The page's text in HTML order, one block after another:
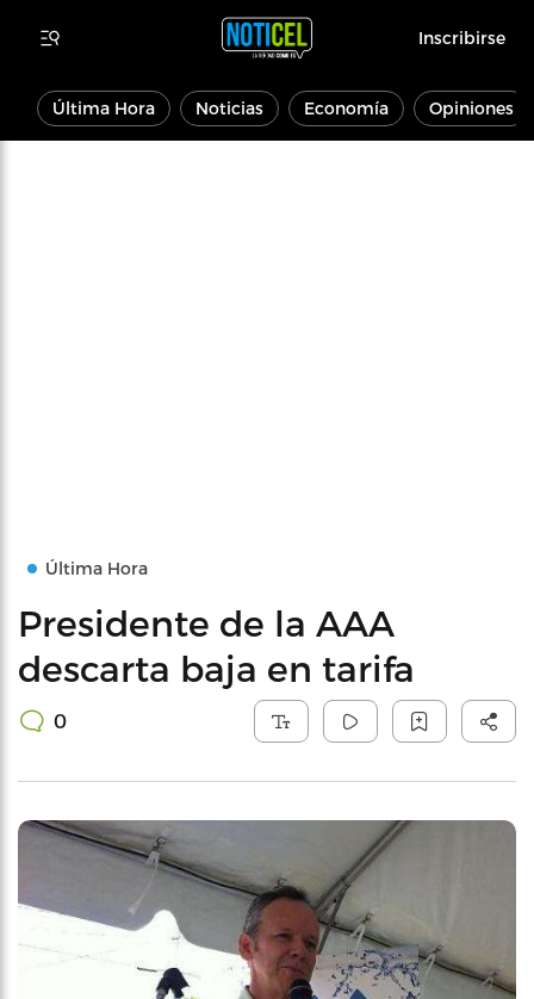
Inscribirse
Última Hora Noticias Economía Opiniones
Última Hora
Presidente de la AAA
descarta baja en tarifa
0